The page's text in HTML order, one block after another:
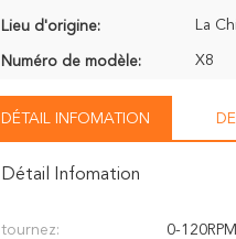
Lieu d'origine: La
Numéro de modèle: X8
DÉTAIL INFOMATION
Détail Infomation
tournez: 0-120RPM